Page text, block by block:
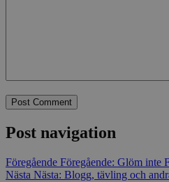
Post navigation
Föregående Föregående: Glöm inte
Nästa Nästa: Blogg, tävling och